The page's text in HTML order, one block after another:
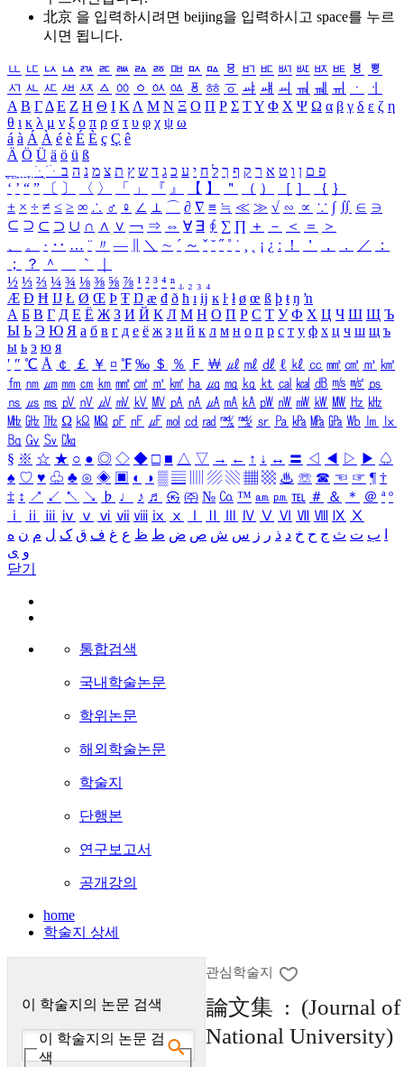
北京 을 입력하시려면 beijing을 입력하시고 space를 누르
시면 됩니다.
ㅥ ㅦ ㅧ ㅨ ㅩ ㅪ ㅫ ㅬ ㅭ ㅮ ㅯ ㅰ ㅱ ㅲ ㅳ ㅴ ㅵ ㅶ ㅷ ㅸ
ㅹ
ㅺ ㅻ ㅼ ㅽ ㅾ ㅿ ㆀ ㆁ ㆂ ㆃ ㆄ ㆅ ㆆ ㆇ ㆈ ㆉ ㆊ ㆋ ㆌ ㆍ
ㆎ
Α Β ΓΔ Ε Ζ Η Θ Ι ΚΛ Μ Ν Ξ Ο Π Ρ Σ ΤΥ Φ Χ Ψ Ω α β γ δ ε ζ η
θ ι κ λ μ ν ξ ο π ρ σ τ υ φ χ ψ ω
á à Á À é è É È ç Ç ê
Ä Ö Ü ä ö ü ß
ִֶֹ ֻּ ׁׂ פ ם ן ו ט א ר ק ף ך ל ח י ע כ ג ד ש ץ ת צ מ נ ה ב
‘ ’ “ ” 〔 〕 〈 〉 「 」 『 』 【 】 ＂ （ ） ［ ］ ｛ ｝
± × ÷ ≠ ≤ ≥ ∞ ∴ ♂ ♀ ∠ ⊥ ⌒ ∂ ∇ ≡ ≒ ≪ ≫ √ ∽ ∝ ∵ ∫ ∬ ∈ ∋
⊆ ⊇ ⊂ ⊃ ∪ ∩ ∧ ∨ ￢ ⇒ ⇔ ∀ ∃ ∮ ∑ ∏ ＋ － ＜ ＝
＞
、
。 · ‥ … ¨ 〃 ― ＼ ∼ ´ ～ ˇ ˘ ˝ ˚ ˙ ¸ ¡ ¿ ː ！ ＇ ， ． ／
：
；
？ ＾ ｀
½ ⅓ ⅔ ¼ ¾ ⅛ ⅜ ⅝ ⅞ ¹ ² ³ ⁴ ⁿ ₁ ₂ ₃ ₄
Æ Ð Ħ Ĳ Ł Ø Œ Þ Ŧ Ŋ æ đ ð ħ ı ĳ ĸ ŀ ł ø œ ß þ ŧ ŋ ŉ
А Б В Г Д Е Ё Ж З И Й К Л М Н О П Р С Т У Ф Х Ц Ч Ш Щ Ъ
Ы Ь Э Ю Я а б в г д е ё ж з и й к л м н о п р с т у ф х ц ч ш щ ъ
ы ь э ю я
′ ″ ℃ Å ￠ ￡ ￥ ¤ ℉ ‰ ＄ ％ Ｆ ￦ ㎕ ㎖ ㎗ ℓ ㎘ ㏄ ㎣ ㎤ ㎥ ㎦
㎙ ㎚ ㎛ ㎜ ㎝ ㎞ ㎟ ㎠ ㎡ ㎢ ㏊ ㎍ ㎎ ㎏ ㏏ ㎈ ㎉ ㏈ ㎧ ㎨ ㎰
㎱ ㎲ ㎳ ㎴ ㎵ ㎶ ㎷ ㎸ ㎹ ㎀ ㎁ ㎂ ㎃ ㎄ ㎺ ㎻ ㎽ ㎾ ㎿ ㎐ ㎑
㎒ ㎓ ㎔ Ω ㏀ ㏁ ㎊ ㎋ ㎌ ㏖ ㏅ ㎭ ㎮ ㎯ ㏛ ㎩ ㎪ ㎫ ㎬ ㏝ ㏐
㏓
㏃ ㏉ ㏜ ㏆
§ ※ ☆ ★ ○ ● ◎ ◇ ◆ □ ■ △ ▽ → ← ↑ ↓ ↔ 〓 ◁ ◀ ▷ ▶ ♤
♠ ♡ ♥ ♧ ♣ ⊙ ◈ ▣ ◐ ◑ ▒ ▤ ▨ ▧ ▦ ▩ ♨ ☏ ☎ ☜ ☞ ¶ †
‡ ↕ ↗ ↙ ↖ ↘ ♭ ♩ ♪ ♬ ㉿ ㈜ № ㏇ ™ ㏂ ㏘ ℡ ＃ ＆ ＊ ＠ ª º
ⅰ
ⅱ ⅲ ⅳ ⅴ ⅵ ⅶ ⅷ ⅸ ⅹ Ⅳ Ⅴ Ⅵ Ⅶ Ⅷ Ⅸ Ⅹ
ب ت ث ج ح خ د ذ ر ز س ش ص ض ط ظ ع غ ف ق ک ل م ن ه
و ی
닫기
통합검색
국내학술논문
학위논문
해외학술논문
학술지
단행본
연구보고서
공개강의
home
학술지 상세
이 학술지의 논문 검색
이 학술지의 논문 검
색
관심학술지
論文集 : (Journal of
National University)